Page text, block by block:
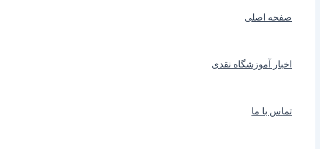
صفحه اصلی
اخبار آموزشگاه نقدی
تماس با ما